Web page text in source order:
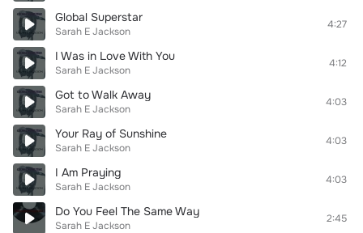
Global Superstar
Sarah E Jackson
4:27
I Was in Love With You
Sarah E Jackson
4:12
Got to Walk Away
Sarah E Jackson
4:03
Your Ray of Sunshine
Sarah E Jackson
4:03
I Am Praying
Sarah E Jackson
4:03
Do You Feel The Same Way
Sarah E Jackson
2:45